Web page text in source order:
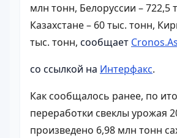
млн тонн, Белоруссии – 722,5
Казахстане – 60 тыс. тонн,
тыс. тонн, сообщает
со ссылкой на Интерфакс.
Как сообщалось ранее, по
переработки свеклы урожая
произведено 6,98 млн тонн